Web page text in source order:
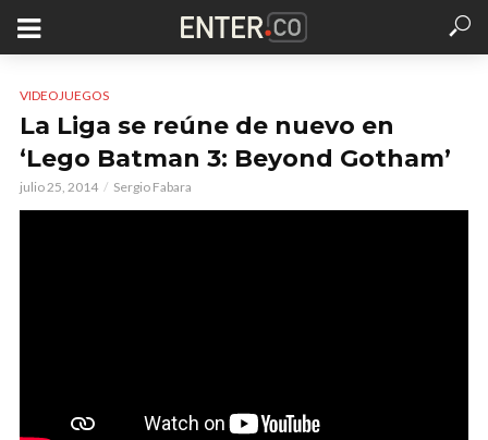
VIDEOJUEGOS
La Liga se reúne de nuevo en
‘Lego Batman 3: Beyond Gotham’
julio 25, 2014 Sergio Fabara